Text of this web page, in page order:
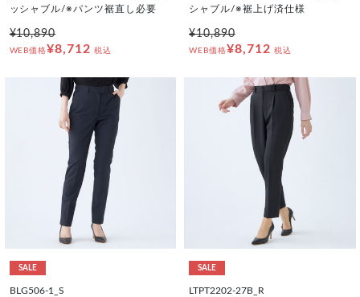
ッシャブル/※パンツ裾直し必要
¥10,890
WEB価格¥8,712 税込
シャブル/※裾上げ済仕様
¥10,890
WEB価格¥8,712 税込
SALE
BLG506-1_S
SALE
LTPT2202-27B_R